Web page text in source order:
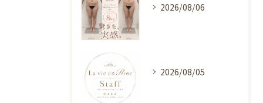
2026/08/06
2026/08/05